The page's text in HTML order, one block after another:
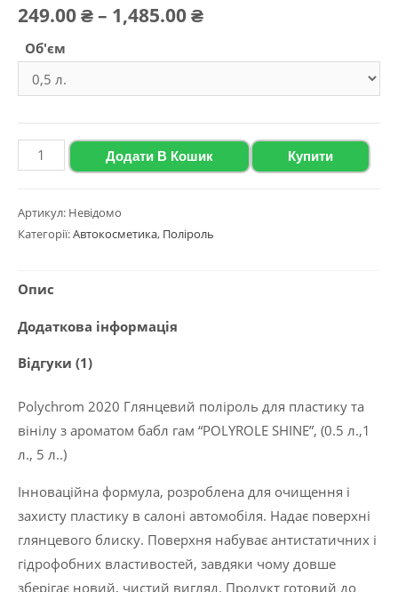
5.00з 5 на
основі
покупця
249.00₴– 1,485.00₴Діапазон
до
Об'єм
Глянцевий
поліроль
пластику
з
ароматом
гам
2020
"Polyrole
Shine",
(0.5
л.,1
л.,
5
л..)
Додати В Кошик Купити
Артикул: Невідомо
Категорії:Автокосметика, Поліроль
Опис
Додаткова інформація
Відгуки (1)
Polychrom 2020 Глянцевий поліроль для пластику та
вінілу з ароматом бабл гам “POLYROLE SHINE”, (0.5 л.,1
л., 5 л..)
Інноваційна формула, розроблена для очищення і
захисту пластику в салоні автомобіля. Надає поверхні
глянцевого блиску. Поверхня набуває антистатичних і
гідрофобних властивостей, завдяки чому довше
зберігає новий, чистий вигляд. Продукт готовий до